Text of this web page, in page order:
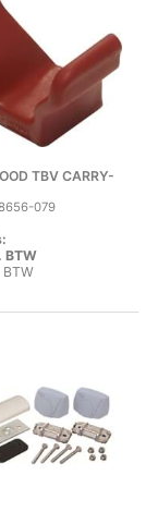
TBV CARRY-
079
BTW
BTW